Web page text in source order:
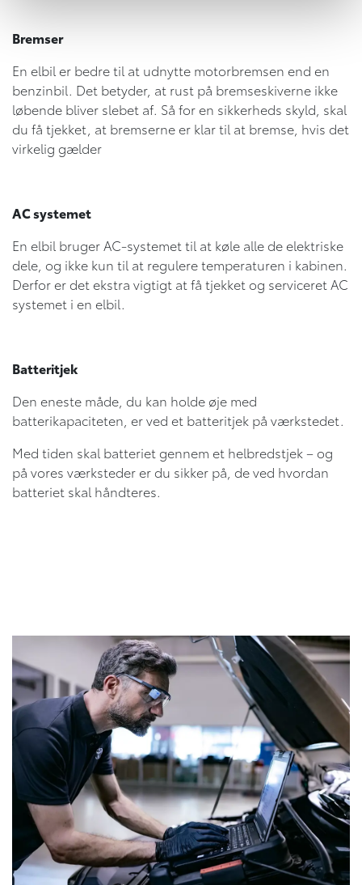
Bremser
En elbil er bedre til at udnytte motorbremsen end en
benzinbil. Det betyder, at rust på bremseskiverne ikke
løbende bliver slebet af. Så for en sikkerheds skyld, skal
du få tjekket, at bremserne er klar til at bremse, hvis det
virkelig gælder
AC systemet
En elbil bruger AC-systemet til at køle alle de elektriske
dele, og ikke kun til at regulere temperaturen i kabinen.
Derfor er det ekstra vigtigt at få tjekket og serviceret AC
systemet i en elbil.
Batteritjek
Den eneste måde, du kan holde øje med
batterikapaciteten, er ved et batteritjek på værkstedet.
Med tiden skal batteriet gennem et helbredstjek – og
på vores værksteder er du sikker på, de ved hvordan
batteriet skal håndteres.